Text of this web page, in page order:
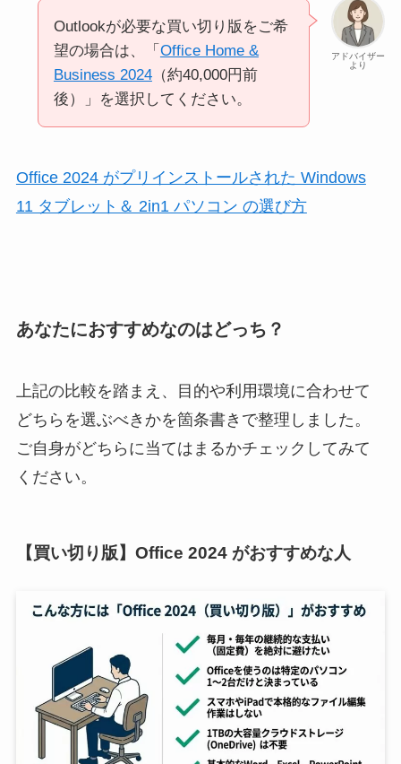
アドバイザー
より
Outlookが必要な買い切り版をご希
望の場合は、「 Office Home &
Business 2024（約40,000円前
後）」を選択してください。
Office 2024 がプリインストールされた Windows
11 タブレット＆ 2in1 パソコン の選び方
あなたにおすすめなのはどっち？
上記の比較を踏まえ、目的や利用環境に合わせて
どちらを選ぶべきかを箇条書きで整理しました。
ご自身がどちらに当てはまるかチェックしてみて
ください。
【買い切り版】Office 2024 がおすすめな人